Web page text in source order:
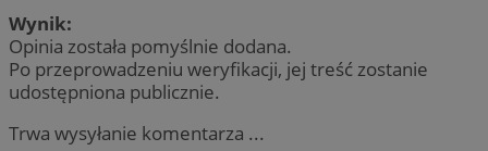
Wynik:
Opinia została pomyślnie dodana.
Po przeprowadzeniu weryfikacji, jej treść zostanie
udostępniona publicznie.
Trwa wysyłanie komentarza ...